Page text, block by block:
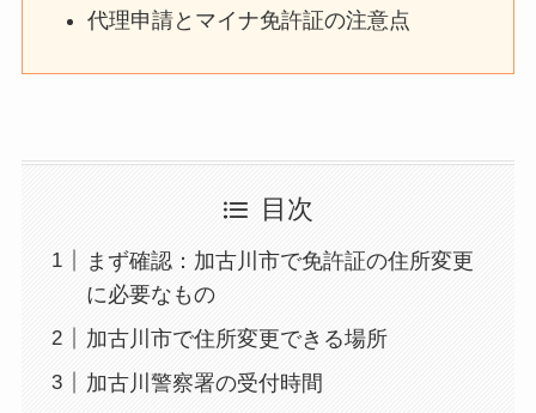
代理申請とマイナ免許証の注意点
目次
まず確認：加古川市で免許証の住所変更
に必要なもの
加古川市で住所変更できる場所
加古川警察署の受付時間